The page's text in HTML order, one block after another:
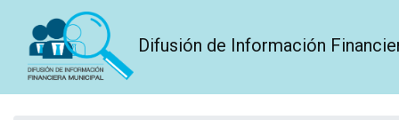
Difusión de Información